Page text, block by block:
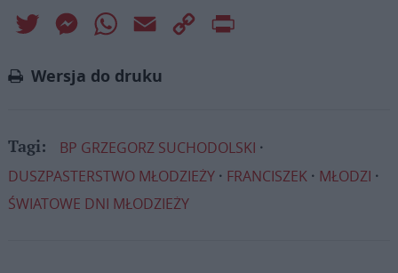
Twitter MessengerWhatsApp
Email
Copy
Wersja do druku
Tagi:
BP GRZEGORZ SUCHODOLSKI
DUSZPASTERSTWO MŁODZIEŻY
FRANCISZEK
MŁODZI
ŚWIATOWE DNI MŁODZIEŻY